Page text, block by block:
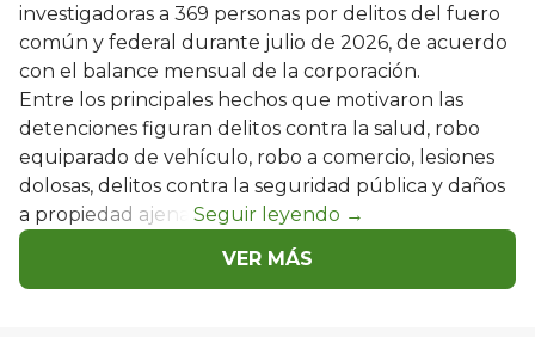
investigadoras a 369 personas por delitos del fuero
común y federal durante julio de 2026, de acuerdo
con el balance mensual de la corporación.
Entre los principales hechos que motivaron las
detenciones figuran delitos contra la salud, robo
equiparado de vehículo, robo a comercio, lesiones
dolosas, delitos contra la seguridad pública y daños
a propiedad ajena.
VER MÁS